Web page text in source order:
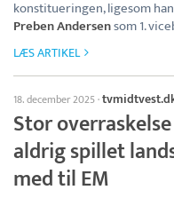
konstitueringen, ligesom
Preben Andersensom 1.
LÆS ARTIKEL
18. december 2025·
Stor
aldrig spillet
med til EM